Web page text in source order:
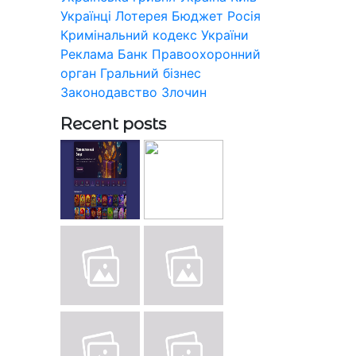
Українці Лотерея Бюджет Росія
Кримінальний кодекс України
Реклама Банк Правоохоронний
орган Гральний бізнес
Законодавство Злочин
Recent posts